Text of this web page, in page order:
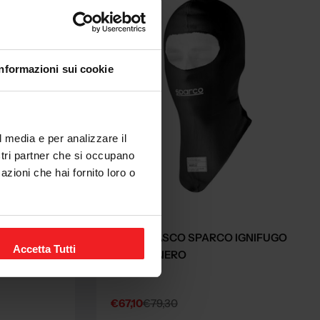
sui cookie
e per analizzare il
partner che si occupano
che hai fornito loro o
Accetta Tutti
SOTTOCASCO SPARCO IGNIFUGO
FIA RW7 NERO
Sale
€67,10
Regular€79,30